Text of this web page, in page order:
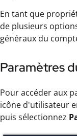
En tant que
de plusieurs
généraux du
Paramètres
Pour accéder aux
icône d'utilisateur
puis sélectionnez